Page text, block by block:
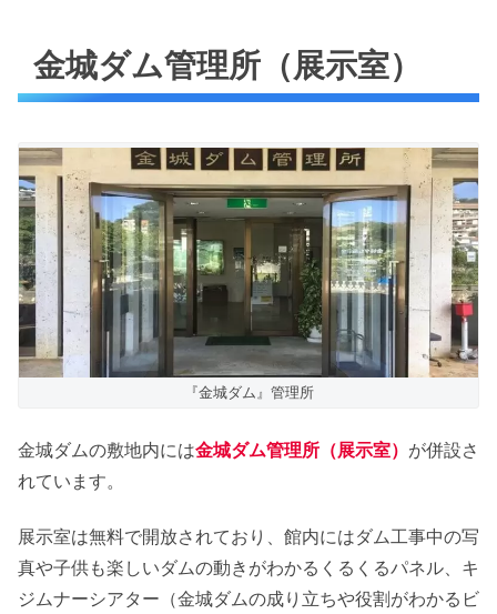
金城ダム管理所（展示室）
『金城ダム』管理所
金城ダムの敷地内には金城ダム管理所（展示室） が併設さ
れています。
展示室は無料で開放されており、館内にはダム工事中の写
真や子供も楽しいダムの動きがわかるくるくるパネル、キ
ジムナーシアター（金城ダムの成り立ちや役割がわかるビ